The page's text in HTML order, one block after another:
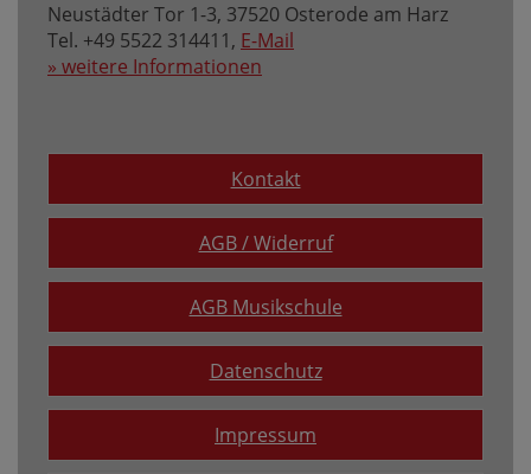
Neustädter Tor 1-3, 37520 Osterode am Harz
Tel. +49 5522 314411, E-Mail
» weitere Informationen
Kontakt
AGB / Widerruf
AGB Musikschule
Datenschutz
Impressum